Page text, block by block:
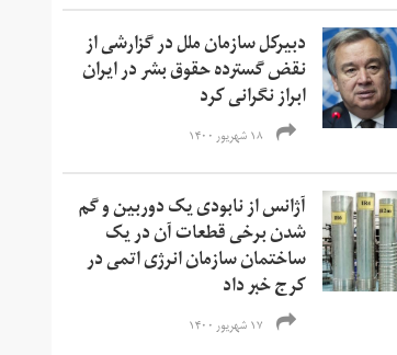
دبیرکل سازمان ملل در گزارشی از
نقض گسترده حقوق بشر در ایران
ابراز نگرانی کرد
۱۸ شهریور ۱۴۰۰
آژانس از نابودی یک دوربین و گم
شدن برخی قطعات آن در یک
ساختمان سازمان انرژی اتمی در
کرج خبر داد
۱۷ شهریور ۱۴۰۰